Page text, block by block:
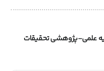
علمی-پژوهشی تحقیقات